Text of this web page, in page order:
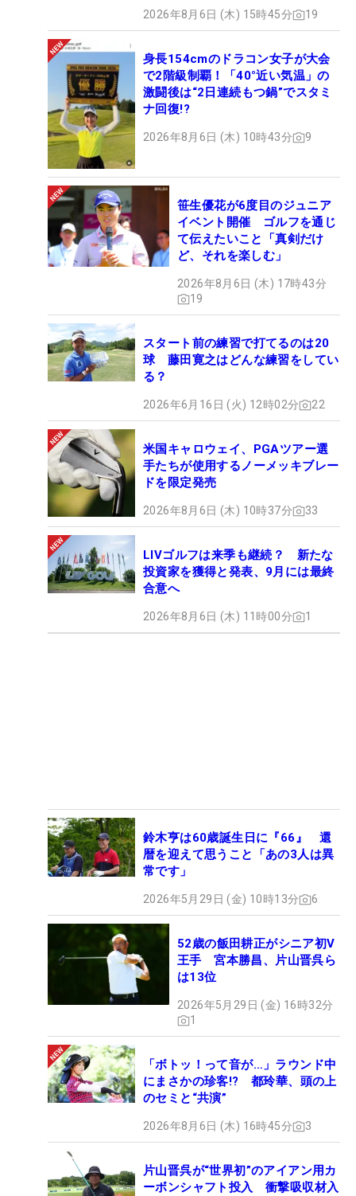
2026年8月6日 (木) 15時45分 19
身長154cmのドラコン女子が大会
で2階級制覇！「40°近い気温」の
激闘後は“2日連続もつ鍋”でスタミ
ナ回復!?
2026年8月6日 (木) 10時43分 9
笹生優花が6度目のジュニア
イベント開催 ゴルフを通じ
て伝えたいこと「真剣だけ
ど、それを楽しむ」
2026年8月6日 (木) 17時43分
19
スタート前の練習で打てるのは20
球 藤田寛之はどんな練習をしてい
る？
2026年6月16日 (火) 12時02分 22
米国キャロウェイ、PGAツアー選
手たちが使用するノーメッキブレー
ドを限定発売
2026年8月6日 (木) 10時37分 33
LIVゴルフは来季も継続？ 新たな
投資家を獲得と発表、9月には最終
合意へ
2026年8月6日 (木) 11時00分 1
鈴木亨は60歳誕生日に『66』 還
暦を迎えて思うこと「あの3人は異
常です」
2026年5月29日 (金) 10時13分 6
52歳の飯田耕正がシニア初V
王手 宮本勝昌、片山晋呉ら
は13位
2026年5月29日 (金) 16時32分
1
「ボトッ！って音が…」ラウンド中
にまさかの珍客!? 都玲華、頭の上
のセミと“共演”
2026年8月6日 (木) 16時45分 3
片山晋呉が“世界初”のアイアン用カ
ーボンシャフト投入 衝撃吸収材入